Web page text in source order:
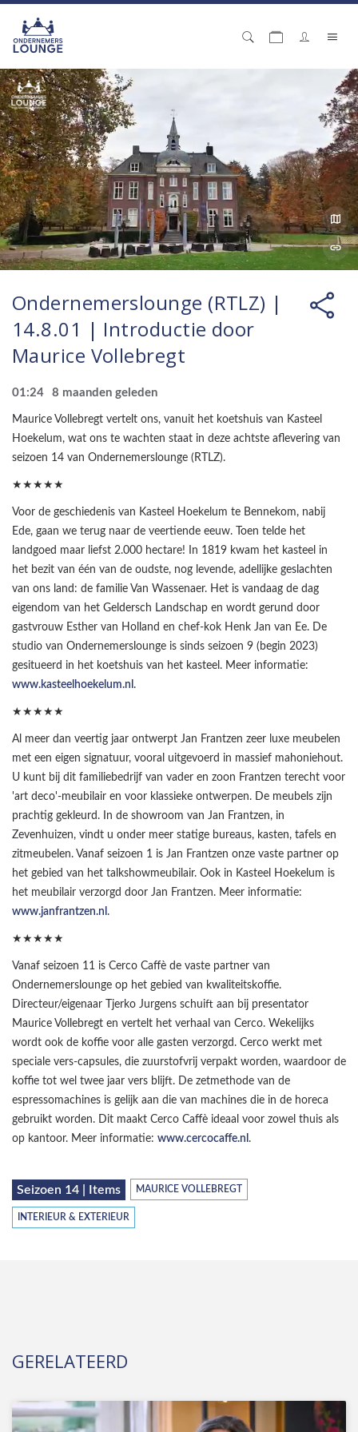
Ondernemerslounge (RTLZ) |
14.8.01 | Introductie door
Maurice Vollebregt
01:24 8 maanden geleden
Maurice Vollebregt vertelt ons, vanuit het koetshuis van Kasteel
Hoekelum, wat ons te wachten staat in deze achtste aflevering van
seizoen 14 van Ondernemerslounge (RTLZ).
★★★★★
Voor de geschiedenis van Kasteel Hoekelum te Bennekom, nabij
Ede, gaan we terug naar de veertiende eeuw. Toen telde het
landgoed maar liefst 2.000 hectare! In 1819 kwam het kasteel in
het bezit van één van de oudste, nog levende, adellijke geslachten
van ons land: de familie Van Wassenaer. Het is vandaag de dag
eigendom van het Geldersch Landschap en wordt gerund door
gastvrouw Esther van Holland en chef-kok Henk Jan van Ee. De
studio van Ondernemerslounge is sinds seizoen 9 (begin 2023)
gesitueerd in het koetshuis van het kasteel. Meer informatie:
www.kasteelhoekelum.nl .
★★★★★
Al meer dan veertig jaar ontwerpt Jan Frantzen zeer luxe meubelen
met een eigen signatuur, vooral uitgevoerd in massief mahoniehout.
U kunt bij dit familiebedrijf van vader en zoon Frantzen terecht voor
'art deco'-meubilair en voor klassieke ontwerpen. De meubels zijn
prachtig gekleurd. In de showroom van Jan Frantzen, in
Zevenhuizen, vindt u onder meer statige bureaus, kasten, tafels en
zitmeubelen. Vanaf seizoen 1 is Jan Frantzen onze vaste partner op
het gebied van het talkshowmeubilair. Ook in Kasteel Hoekelum is
het meubilair verzorgd door Jan Frantzen. Meer informatie:
www.janfrantzen.nl .
★★★★★
Vanaf seizoen 11 is Cerco Caffè de vaste partner van
Ondernemerslounge op het gebied van kwaliteitskoffie.
Directeur/eigenaar Tjerko Jurgens schuift aan bij presentator
Maurice Vollebregt en vertelt het verhaal van Cerco. Wekelijks
wordt ook de koffie voor alle gasten verzorgd. Cerco werkt met
speciale vers-capsules, die zuurstofvrij verpakt worden, waardoor de
koffie tot wel twee jaar vers blijft. De zetmethode van de
espressomachines is gelijk aan die van machines die in de horeca
gebruikt worden. Dit maakt Cerco Caffè ideaal voor zowel thuis als
op kantoor. Meer informatie: www.cercocaffe.nl .
Seizoen 14 | Items MAURICE VOLLEBREGT
INTERIEUR & EXTERIEUR
GERELATEERD